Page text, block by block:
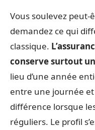
Vous soulevez
demandez ce qui
classique.
conserve surtout
lieu d’une année
entre une journée
différence lorsque
réguliers. Le profil